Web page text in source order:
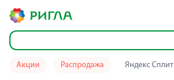
Акции Распродажа Яндекс Сплит